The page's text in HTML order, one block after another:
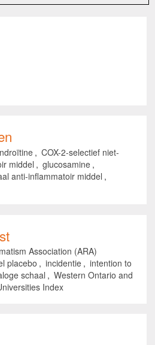
, COX-2-selectief niet-
middel , glucosamine ,
anti-inflammatoir middel ,
Association (ARA)
placebo , incidentie , intention to
schaal , Western Ontario and
Index